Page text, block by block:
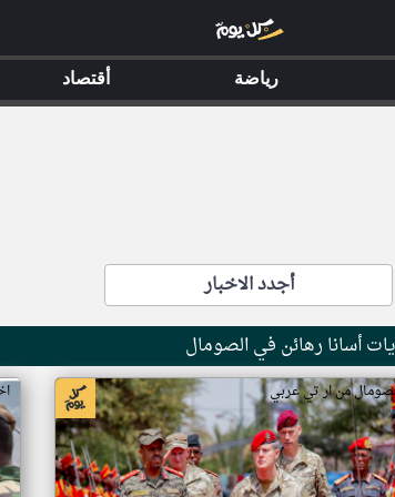
أجدد الاخبار
أسانا رهائن في الصومال
من ار تي عربي
رياضة أقتصاد